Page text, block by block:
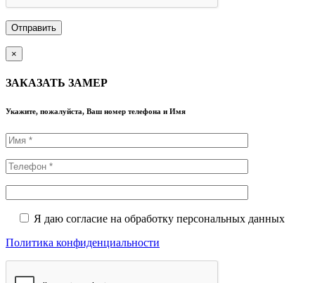
×
ЗАКАЗАТЬ ЗАМЕР
Укажите, пожалуйста, Ваш номер телефона и Имя
Я даю согласие на обработку персональных данных
Политика конфиденциальности